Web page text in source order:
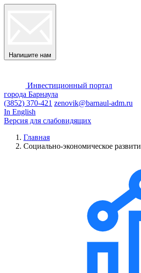
Напишите нам
Инвестиционный портал
города Барнаула
(3852) 370-421 zenovik@barnaul-adm.ru
In English
Версия для слабовидящих
Главная
Социально-экономическое